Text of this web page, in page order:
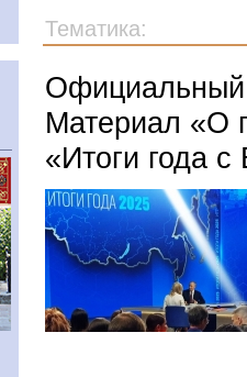
Тематика:
Официальный
Материал «О
«Итоги года